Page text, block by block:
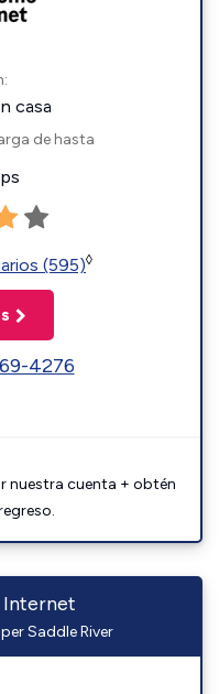
casa
de hasta
(595)◊
4276
nuestra cuenta + obtén
Saddle River